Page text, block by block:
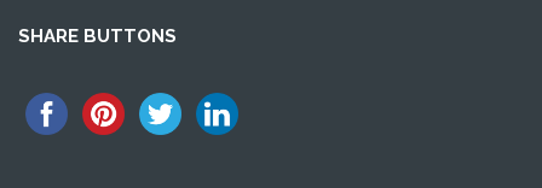
SHARE BUTTONS